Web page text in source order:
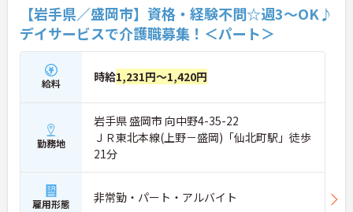
【岩手県／盛岡市】資格・経験不問☆週3～OK♪
デイサービスで介護職募集！＜パート＞
給料 時給1,231円～1,420円
勤務地
岩手県 盛岡市 向中野4-35-22
ＪＲ東北本線(上野－盛岡)「仙北町駅」徒歩
21分
雇用形態 非常勤・パート・アルバイト